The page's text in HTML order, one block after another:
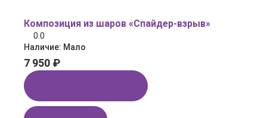
Композиция из шаров «Спайдер‑взрыв»
0.0
Наличие: Мало
7 950 ₽